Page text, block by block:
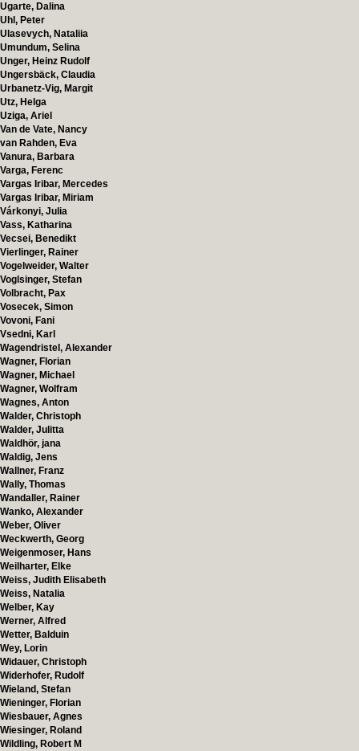
Ugarte, Dalina
Uhl, Peter
Ulasevych, Nataliia
Umundum, Selina
Unger, Heinz Rudolf
Ungersbäck, Claudia
Urbanetz-Vig, Margit
Utz, Helga
Uziga, Ariel
Van de Vate, Nancy
van Rahden, Eva
Vanura, Barbara
Varga, Ferenc
Vargas Iribar, Mercedes
Vargas Iribar, Miriam
Várkonyi, Julia
Vass, Katharina
Vecsei, Benedikt
Vierlinger, Rainer
Vogelweider, Walter
Voglsinger, Stefan
Volbracht, Pax
Vosecek, Simon
Vovoni, Fani
Vsedni, Karl
Wagendristel, Alexander
Wagner, Florian
Wagner, Michael
Wagner, Wolfram
Wagnes, Anton
Walder, Christoph
Walder, Julitta
Waldhör, jana
Waldig, Jens
Wallner, Franz
Wally, Thomas
Wandaller, Rainer
Wanko, Alexander
Weber, Oliver
Weckwerth, Georg
Weigenmoser, Hans
Weilharter, Elke
Weiss, Judith Elisabeth
Weiss, Natalia
Welber, Kay
Werner, Alfred
Wetter, Balduin
Wey, Lorin
Widauer, Christoph
Widerhofer, Rudolf
Wieland, Stefan
Wieninger, Florian
Wiesbauer, Agnes
Wiesinger, Roland
Wildling, Robert M